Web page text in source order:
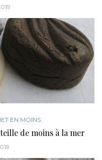
EN MOINS
de moins à la mer